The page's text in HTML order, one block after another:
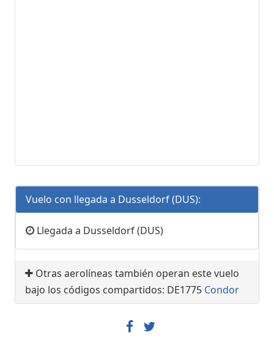
Vuelo con llegada a Dusseldorf (DUS):
Llegada a Dusseldorf (DUS)
Otras aerolíneas también operan este vuelo
bajo los códigos compartidos: DE1775 Condor